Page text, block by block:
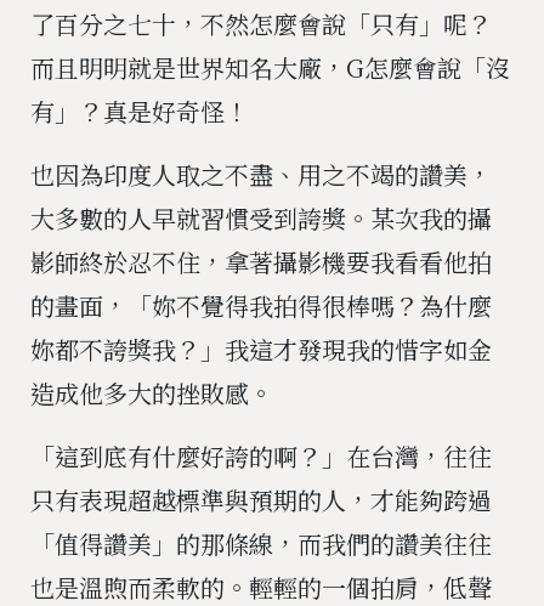
了百分之七十，不然怎麼會說「只有」呢？
而且明明就是世界知名大廠，G怎麼會說「沒
有」？真是好奇怪！
也因為印度人取之不盡、用之不竭的讚美，
大多數的人早就習慣受到誇獎。某次我的攝
影師終於忍不住，拿著攝影機要我看看他拍
的畫面，「妳不覺得我拍得很棒嗎？為什麼
妳都不誇獎我？」我這才發現我的惜字如金
造成他多大的挫敗感。
「這到底有什麼好誇的啊？」在台灣，往往
只有表現超越標準與預期的人，才能夠跨過
「值得讚美」的那條線，而我們的讚美往往
也是溫煦而柔軟的。輕輕的一個拍肩，低聲